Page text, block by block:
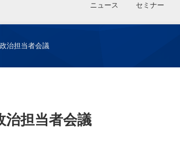
ニュース セミナー
治担当者会議
治担当者会議